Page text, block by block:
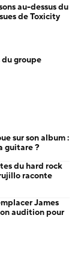
au-dessus du
de Toxicity
du groupe
sur son album :
guitare ?
du hard rock
raconte
James
audition pour